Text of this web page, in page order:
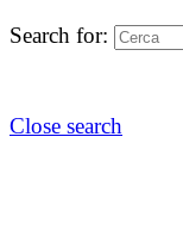
Search for:
Close search